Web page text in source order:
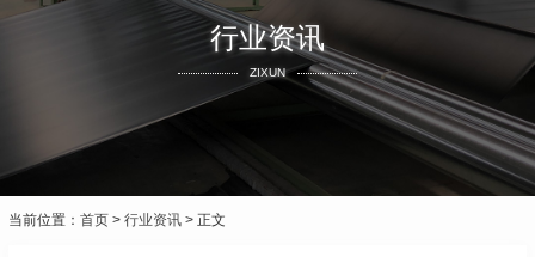
行业资讯
ZIXUN
当前位置： 首页 > 行业资讯 > 正文